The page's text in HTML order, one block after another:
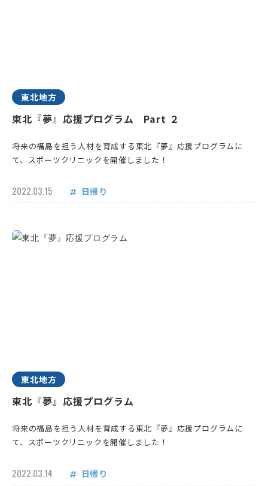
東北地方
東北『夢』応援プログラム Part ２
将来の福島を担う人材を育成する東北『夢』応援プログラムに
て、スポーツクリニックを開催しました！
2022.03.15 日帰り
東北地方
東北『夢』応援プログラム
将来の福島を担う人材を育成する東北『夢』応援プログラムに
て、スポーツクリニックを開催しました！
2022.03.14 日帰り